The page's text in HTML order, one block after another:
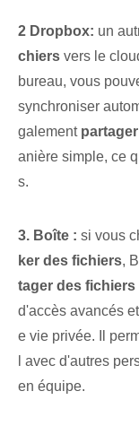
2 Dropbox: un
chiers vers le
bureau, vous
synchroniser
galement
anière simple, ce
s.
3. Boîte : si vous
ker des fichiers,
tager des
d'accès avancés
e vie privée. Il
l avec d'autres
en équipe.